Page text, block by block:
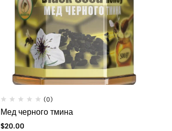
(0)
Мед черного тмина
$20.00